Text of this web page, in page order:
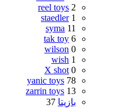
reel toys
staedler
syma
tak toy
wilson
wish
X shot
yanic toys
zarrin toys
بازیتا
37